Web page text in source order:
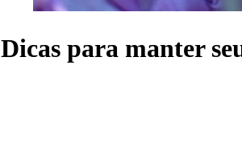
Dicas para manter